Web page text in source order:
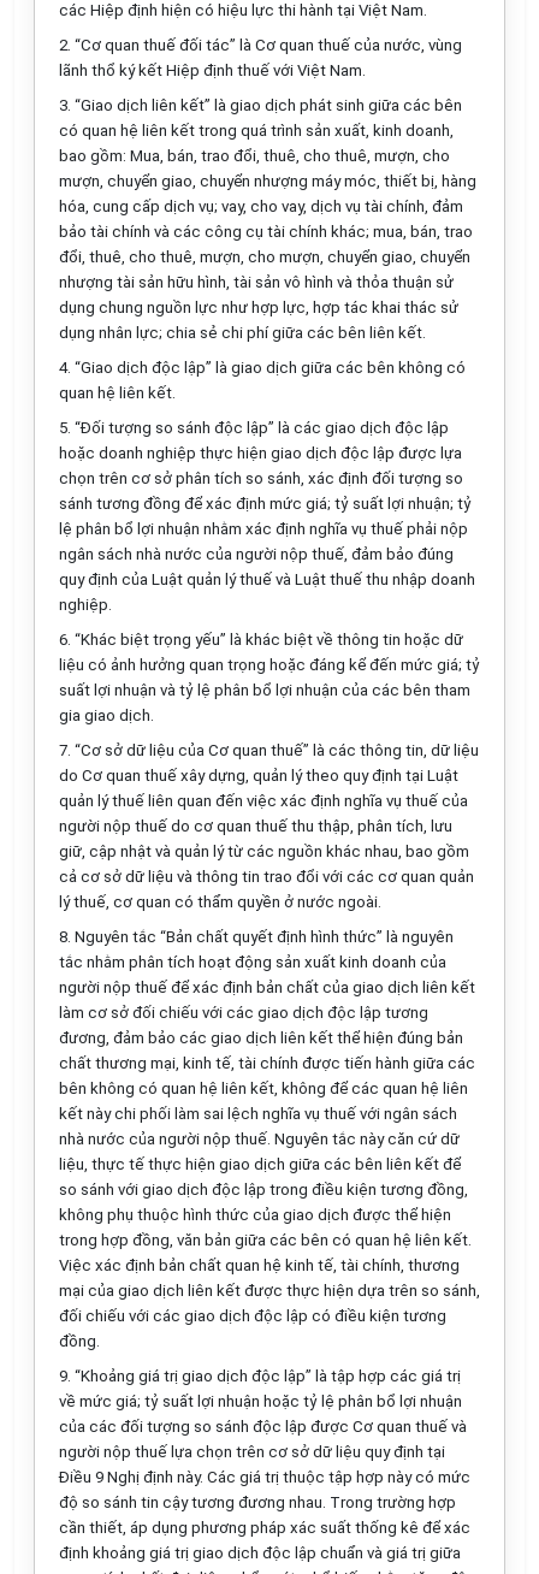
các Hiệp định hiện có hiệu lực thi hành tại Việt Nam.
2. “Cơ quan thuế đối tác” là Cơ quan thuế của nước, vùng
lãnh thổ ký kết Hiệp định thuế với Việt Nam.
3. “Giao dịch liên kết” là giao dịch phát sinh giữa các bên
có quan hệ liên kết trong quá trình sản xuất, kinh doanh,
bao gồm: Mua, bán, trao đổi, thuê, cho thuê, mượn, cho
mượn, chuyển giao, chuyển nhượng máy móc, thiết bị, hàng
hóa, cung cấp dịch vụ; vay, cho vay, dịch vụ tài chính, đảm
bảo tài chính và các công cụ tài chính khác; mua, bán, trao
đổi, thuê, cho thuê, mượn, cho mượn, chuyển giao, chuyển
nhượng tài sản hữu hình, tài sản vô hình và thỏa thuận sử
dụng chung nguồn lực như hợp ực, hợp tác khai thác sử
dụng nhân lực; chia sẻ chi phí giữa các bên iên kết.
4. “Giao dịch độc lập” là giao dịch giữa các bên không có
quan hệ liên kết.
5. “Đối tượng so sánh độc l ập” là các giao dịch độc lập
hoặc doanh nghiệp thực hiện giao dịch độc lập được ựa
chọn trên cơ sở phân tích so sánh, xác định đối tượng so
sánh tương đồng để xác định mức giá; tỷ suất l ợi nhuận; tỷ
lệ phân bổ lợi nhuận nhằm xác định nghĩa vụ thuế phải nộp
ngân sách nhà nước của người nộp thuế, đảm bảo đúng
quy định của Luật quản lý thuế và Luật thuế thu nhập doanh
nghiệp.
6. “Khác biệt trọng yếu” là khác biệt về thông tin hoặc dữ
iệu có ảnh hưởng quan trọng hoặc đáng kể đến mức giá; tỷ
suất lợi nhuận và tỷ lệ phân bổ lợi nhuận của các bên tham
gia giao dịch.
7. “Cơ sở dữ liệu của Cơ quan thuế” là các thông tin, dữ liệu
do Cơ quan thuế xây dựng, quản lý theo quy định tại Luật
quản lý thuế liên quan đến việc xác định nghĩa vụ thuế của
người nộp thuế do cơ quan thuế thu thập, phân tích, lưu
giữ, cập nhật và quản lý từ các nguồn khác nhau, bao gồm
cả cơ sở dữ liệu và thông tin trao đổi với các cơ quan quản
lý thuế, cơ quan có thẩm quyền ở nước ngoài.
8. Nguyên tắc “Bản chất quyết định hình thức” là nguyên
tắc nhằm phân tích hoạt động sản xuất kinh doanh của
người nộp thuế để xác định bản chất của giao dịch liên kết
làm cơ sở đối chiếu với các giao dịch độc ập tương
đương, đảm bảo các giao dịch liên kết thể hiện đúng bản
chất thương mại, kinh tế, tài chính được tiến hành giữa các
bên không có quan hệ liên kết, không để các quan hệ liên
kết này chi phối làm sai lệch nghĩa vụ thuế với ngân sách
nhà nước của người nộp thuế. Nguyên tắc này căn cứ dữ
liệu, thực tế thực hiện giao dịch giữa các bên liên kết để
so sánh với giao dịch độc lập trong điều kiện tương đồng,
không phụ thuộc hình thức của giao dịch được thể hiện
trong hợp đồng, văn bản giữa các bên có quan hệ liên kết.
Việc xác định bản chất quan hệ kinh tế, tài chính, thương
mại của giao dịch liên kết được thực hiện dựa trên so sánh,
đối chiếu với các giao dịch độc lập có điều kiện tương
đồng.
9. “Khoảng giá trị giao dịch độc lập” là tập hợp các giá trị
về mức giá; tỷ suất lợi nhuận hoặc tỷ lệ phân bổ lợi nhuận
của các đối tượng so sánh độc lập được Cơ quan thuế và
người nộp thuế lựa chọn trên cơ sở dữ liệu quy định tại
Điều 9 Nghị định này. Các giá trị thuộc tập hợp này có mức
độ so sánh tin cậy tương đương nhau. Trong trường hợp
cần thiết, áp dụng phương pháp xác suất thống kê để xác
định khoảng giá trị giao dịch độc lập chuẩn và giá trị giữa